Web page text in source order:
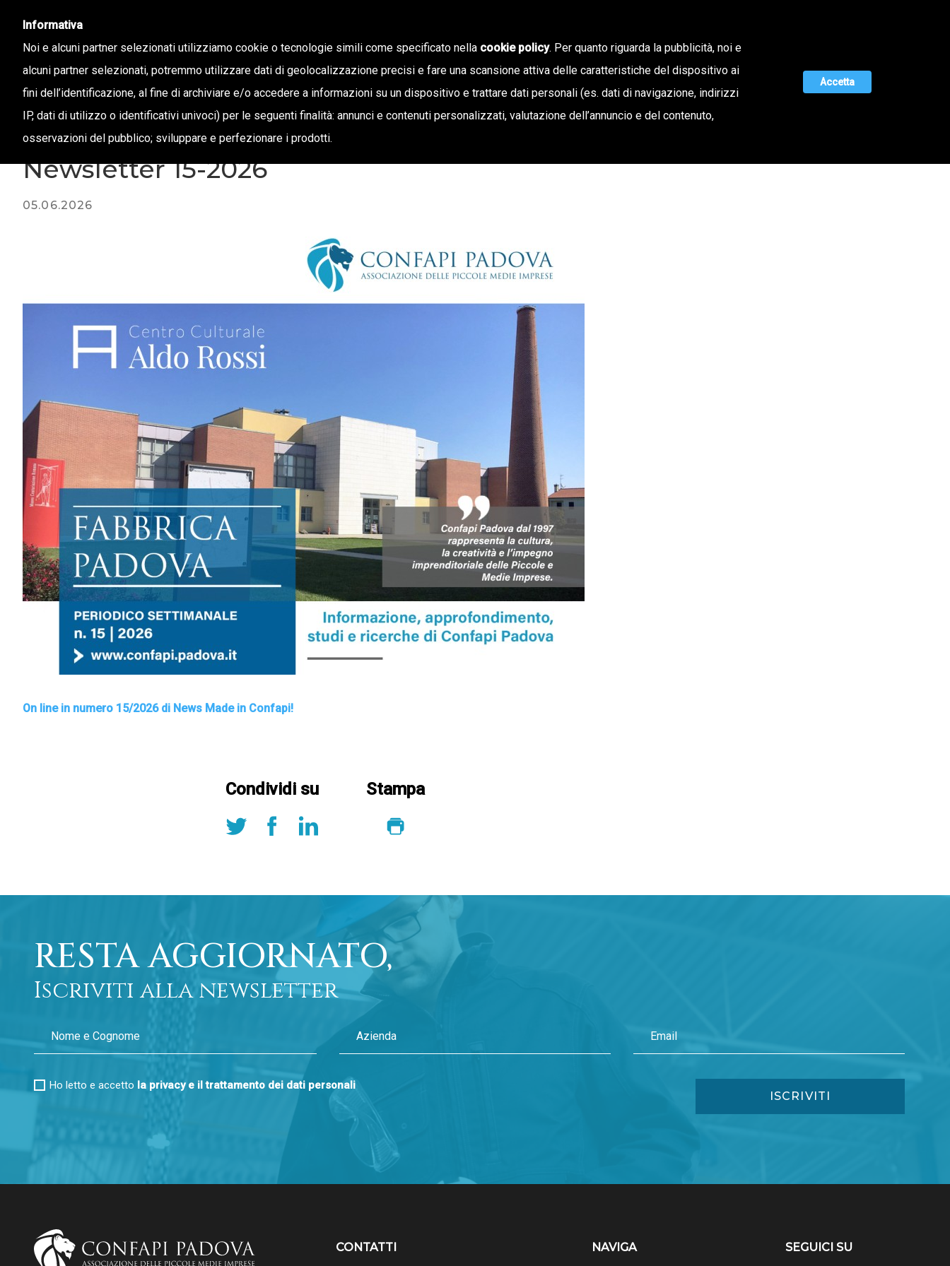
info@confapi.padova.it
CHI SIAMO STAMPA E TERRITORIO NOTIZIE OFFERTA DI VALORE MAGAZINE UNISCITI A NOI
Magazine /
Newsletter 15-2026
05.06.2026
On line in numero 15/2026 di News Made in Confapi!
Condividi su Stampa
RESTA AGGIORNATO,
Iscriviti alla newsletter
Ho letto e accetto la privacy e il trattamento dei dati personali
CONTATTI NAVIGA SEGUICI SU
Informativa
Noi e alcuni partner selezionati utilizziamo cookie o tecnologie simili come specificato nella cookie policy. Per quanto riguarda la pubblicità, noi e
alcuni partner selezionati, potremmo utilizzare dati di geolocalizzazione precisi e fare una scansione attiva delle caratteristiche del dispositivo ai
fini dell’identificazione, al fine di archiviare e/o accedere a informazioni su un dispositivo e trattare dati personali (es. dati di navigazione, indirizzi
IP, dati di utilizzo o identificativi univoci) per le seguenti finalità: annunci e contenuti personalizzati, valutazione dell’annuncio e del contenuto,
osservazioni del pubblico; sviluppare e perfezionare i prodotti.
Accetta